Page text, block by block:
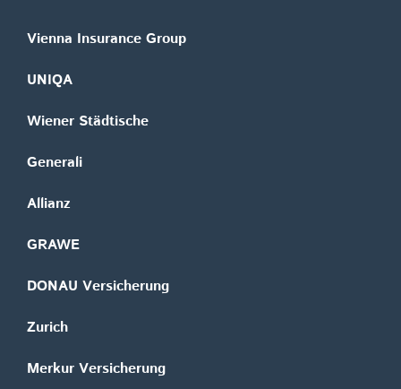
Vienna Insurance Group
UNIQA
Wiener Städtische
Generali
Allianz
GRAWE
DONAU Versicherung
Zurich
Merkur Versicherung